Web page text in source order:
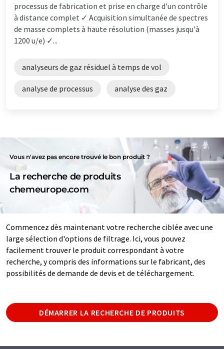
processus de fabrication et prise en charge d'un contrôle
à distance complet ✓ Acquisition simultanée de spectres
de masse complets à haute résolution (masses jusqu'à
1200 u/e) ✓...
analyseurs de gaz résiduel à temps de vol
analyse de processus analyse des gaz
Vous n'avez pas encore trouvé le bon produit ?
La recherche de produits
chemeurope.com
Commencez dès maintenant votre recherche ciblée avec une
large sélection d'options de filtrage. Ici, vous pouvez
facilement trouver le produit correspondant à votre
recherche, y compris des informations sur le fabricant, des
possibilités de demande de devis et de téléchargement.
DÉMARRER LA RECHERCHE DE PRODUITS